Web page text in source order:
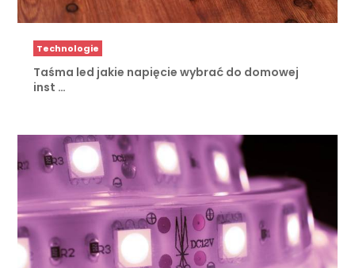
Technologie
Taśma led jakie napięcie wybrać do domowej
inst …